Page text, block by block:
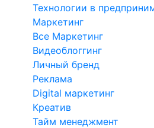
Технологии в
Маркетинг
Все Маркетинг
Видеоблоггинг
Личный бренд
Реклама
Digital маркетинг
Креатив
Тайм менеджмент